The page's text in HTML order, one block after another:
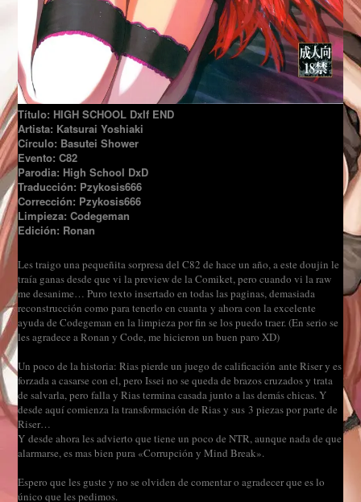
Título: HIGH SCHOOL DxIf END
Artista: Katsurai Yoshiaki
Círculo: Basutei Shower
Evento: C82
Parodia: High School DxD
Traducción: Pzykosis666
Corrección: Pzykosis666
Limpieza: Codegeman
Edición: Ronan
Les traigo una pequeñita sorpresa del C82 de hace un año, a este doujin le
traía ganas desde que vi la preview de la Comiket, pero cuando vi la raw
me desanime… Puro texto insertado en todas las paginas, demasiada
reconstrucción como para tenerlo en cuanta y ahora con la excelente
ayuda de Codegeman en la limpieza por fin se los puedo traer. (En serio se
les agradece a Ronan y Code, me hicieron un buen paro XD)
Un poco de la historia: Rias pierde un juego de calificación ante Riser y es
forzada a casarse con el, pero Issei no se queda de brazos cruzados y trata
de salvarla, pero falla y Rias termina casada junto a las demás chicas. Y
desde aquí comienza la transformación de Rias y sus 3 piezas por parte de
Riser…
Y desde ahora les advierto que tiene un poco de NTR, aunque nada de que
alarmarse, es mas bien pura «Corrupción y Mind Break».
Espero que les guste y no se olviden de comentar o agradecer que es lo
único que les pedimos.